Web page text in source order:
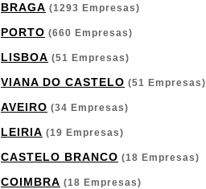
BRAGA (1293 Empresas)
PORTO (660 Empresas)
LISBOA (51 Empresas)
VIANA DO CASTELO (51 Empresas)
AVEIRO (34 Empresas)
LEIRIA (19 Empresas)
CASTELO BRANCO (18 Empresas)
COIMBRA (18 Empresas)